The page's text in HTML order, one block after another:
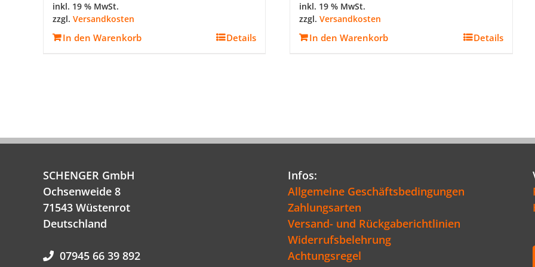
inkl. 19 % MwSt.
zzgl. Versandkosten
In den Warenkorb Details
inkl. 19 % MwSt.
zzgl.Versandkosten
In den Warenkorb Details
SCHENGER GmbH
Ochsenweide 8
71543 Wüstenrot
Deutschland
07945 66 39 892
Infos:
Allgemeine Geschäftsbedingungen
Zahlungsarten
Versand- und Rückgaberichtlinien
Widerrufsbelehrung
Achtungsregel